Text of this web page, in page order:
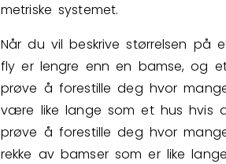
metriske systemet.
Når du vil beskrive størrelsen på
fly er lengre enn en bamse, og
prøve å forestille deg hvor
være like lange som et hus hvis
prøve å forestille deg hvor
rekke av bamser som er like